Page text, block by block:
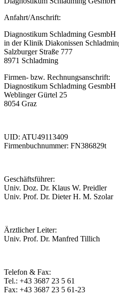
Anfahrt/Anschrift:
Diagnostikum Schladming GesmbH
in der Klinik Diakonissen
Salzburger Straße 777
8971 Schladming
Firmen- bzw. Rechnungsanschrift:
Diagnostikum Schladming GesmbH
Weblinger Gürtel 25
8054 Graz
UID: ATU49113409
Firmenbuchnummer: FN386829t
Geschäftsführer:
Univ. Doz. Dr. Klaus W. Preidler
Univ. Prof. Dr. Dieter H. M. Szolar
Ärztlicher Leiter:
Univ. Prof. Dr. Manfred Tillich
Telefon & Fax:
Tel.: +43 3687 23 5 61
Fax: +43 3687 23 5 61-23